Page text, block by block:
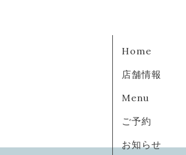
Home
店舗情報
Menu
ご予約
お知らせ